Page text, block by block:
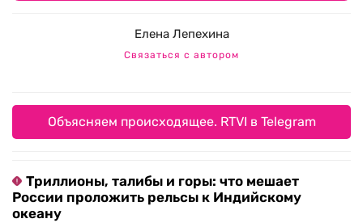
Елена Лепехина
Связаться с автором
Объясняем происходящее. RTVI в Telegram
Триллионы, талибы и горы: что мешает
России проложить рельсы к Индийскому
океану